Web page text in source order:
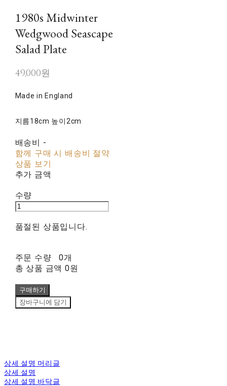
1980s Midwinter
Wedgwood Seascape
Salad Plate
49,000원
Made in England
지름18cm 높이2cm
배송비 -
함께 구매 시 배송비 절약
상품 보기
추가 금액
수량
품절된 상품입니다.
주문 수량
0개
총 상품 금액 0원
구매하기
장바구니에 담기
상세 설명 머리글
상세 설명
상세 설명 바닥글